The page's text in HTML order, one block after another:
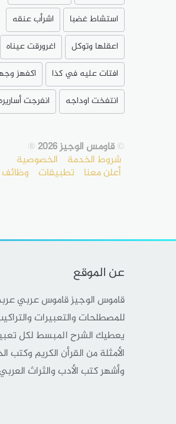
استشاط غضبا
اشرأب عنقه
اعقلها وتوكل
اغرورقت عيناه
افتات عليه في كذا
اكفهز
انتفخت اوداجه
انفرجت
©قاومس الوجيز 2026 ®
شروط الخدمة الخصوصية
أعلن معنا تطبيقات وظائف
عن الموقع
قاموس الوجيز قاموس عربي
للمصطلحات والتعبيرات
يعطيك الشرح المبسط لكل
الأمثلة من القرأن الكريم وكتب
وأشهر كتب الأدب والثراث